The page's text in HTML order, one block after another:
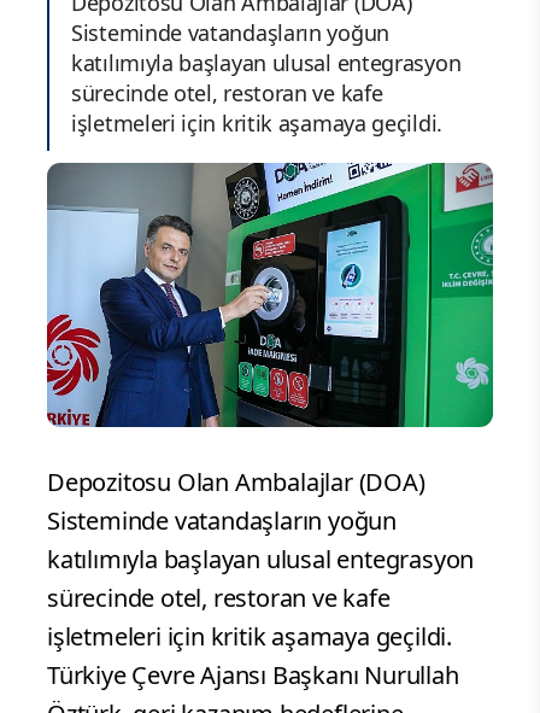
Sisteminde vatandaşların yoğun
katılımıyla başlayan ulusal entegrasyon
sürecinde otel, restoran ve kafe
işletmeleri için kritik aşamaya geçildi.
Depozitosu Olan Ambalajlar (DOA)
Sisteminde vatandaşların yoğun
katılımıyla başlayan ulusal entegrasyon
sürecinde otel, restoran ve kafe
işletmeleri için kritik aşamaya geçildi.
Türkiye Çevre Ajansı Başkanı Nurullah